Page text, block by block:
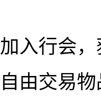
入行会
由交易